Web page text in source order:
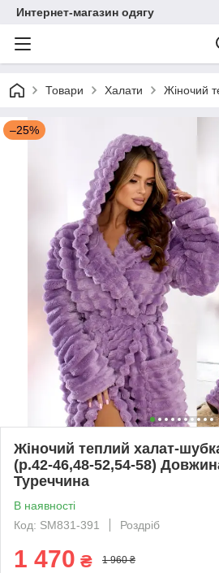
Интернет-магазин одягу
Товари Халати Жіночий
–25%
Жіночий теплий халат-
(р.42-46,48-52,54-58)
Туреччина
В наявності
Код: SM831-391
Роздріб
1 470 ₴ 1 960 ₴